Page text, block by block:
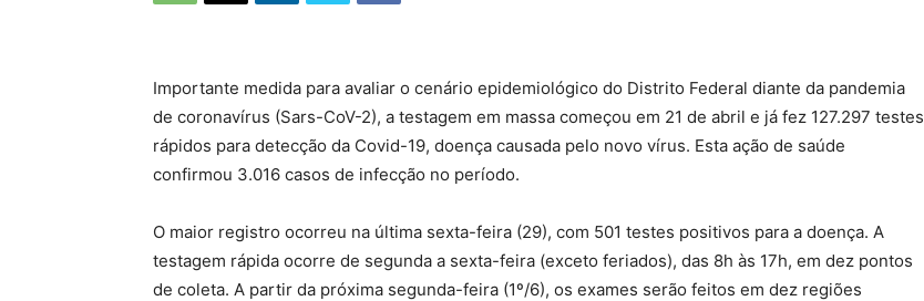
Importante medida para avaliar o cenário epidemiológico do Distrito Federal diante da pandemia
de coronavírus (Sars-CoV-2), a testagem em massa começou em 21 de abril e já fez 127.297 testes
rápidos para detecção da Covid-19, doença causada pelo novo vírus. Esta ação de saúde
confirmou 3.016 casos de infecção no período.
O maior registro ocorreu na última sexta-feira (29), com 501 testes positivos para a doença. A
testagem rápida ocorre de segunda a sexta-feira (exceto feriados), das 8h às 17h, em dez pontos
de coleta. A partir da próxima segunda-feira (1º/6), os exames serão feitos em dez regiões